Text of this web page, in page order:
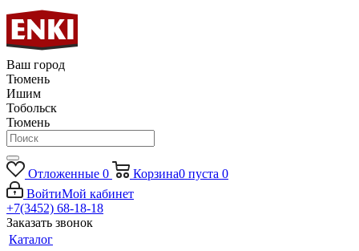
Ваш город
Тюмень
Ишим
Тобольск
Тюмень
Отложенные 0 Корзина0 пуста 0
ВойтиМой кабинет
+7(3452) 68-18-18
Заказать звонок
Каталог